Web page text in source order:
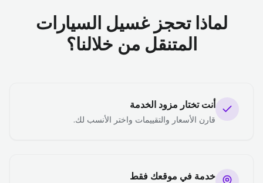
لماذا تحجز غسيل السيارات
المتنقل من خلالنا؟
أنت تختار مزود الخدمة
قارن الأسعار والتقييمات واختر الأنسب لك.
خدمة في موقعك فقط